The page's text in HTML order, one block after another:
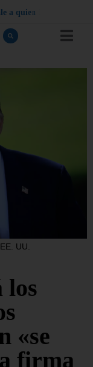
e a quien
UU.
los
«se
firma